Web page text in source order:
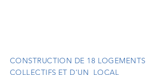
CONSTRUCTION DE 18 LOGEMENTS
COLLECTIFS ET D’UN LOCAL